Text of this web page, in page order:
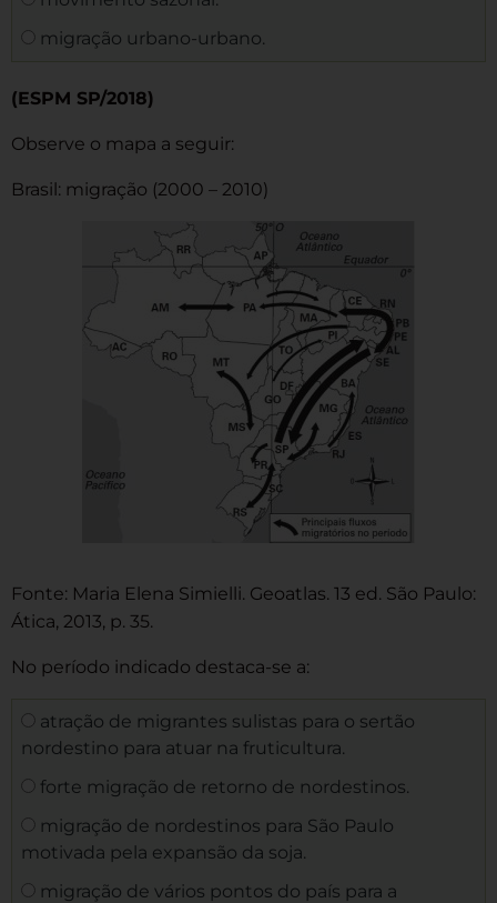
migração urbano-urbano.
(ESPM SP/2018)
Observe o mapa a seguir:
Brasil: migração (2000 – 2010)
Fonte: Maria Elena Simielli. Geoatlas. 13 ed. São Paulo:
Ática, 2013, p. 35.
No período indicado destaca-se a:
atração de migrantes sulistas para o sertão
nordestino para atuar na fruticultura.
forte migração de retorno de nordestinos.
migração de nordestinos para São Paulo
motivada pela expansão da soja.
migração de vários pontos do país para a